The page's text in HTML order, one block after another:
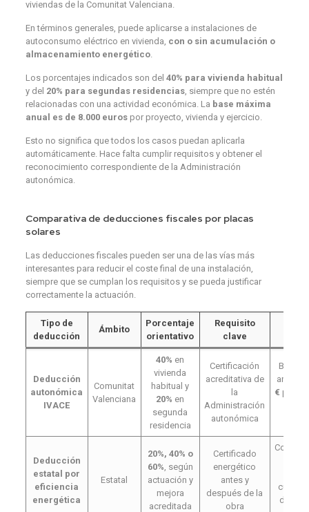
viviendas de la Comunitat Valenciana.
En términos generales, puede aplicarse a instalaciones de
autoconsumo eléctrico en vivienda, con o sin acumulación o
almacenamiento energético.
Los porcentajes indicados son del 40% para vivienda habitual
y del 20% para segundas residencias, siempre que no estén
relacionadas con una actividad económica. La base máxima
anual es de 8.000 eurospor proyecto, vivienda y ejercicio.
Esto no significa que todos los casos puedan aplicarla
automáticamente. Hace falta cumplir requisitos y obtener el
reconocimiento correspondiente de la Administración
autonómica.
Comparativa de deducciones fiscales por placas
solares
Las deducciones fiscales pueden ser una de las vías más
interesantes para reducir el coste final de una instalación,
siempre que se cumplan los requisitos y se pueda justificar
correctamente la actuación.
Tipo de
deducción
Ámbito
Porcentaje
orientativo
Requisito
clave
Deducción
autonómica
IVACE
Comunitat
Valenciana
40% en
vivienda
habitual y
20% en
segunda
residencia
Certificación
acreditativa de
la
Administración
autonómica
Base
anual
€ por
Deducción
estatal por
eficiencia
energética
Estatal
20%, 40% o
60% , según
actuación y
mejora
acreditada
Certificado
energético
antes y
después de la
obra
de